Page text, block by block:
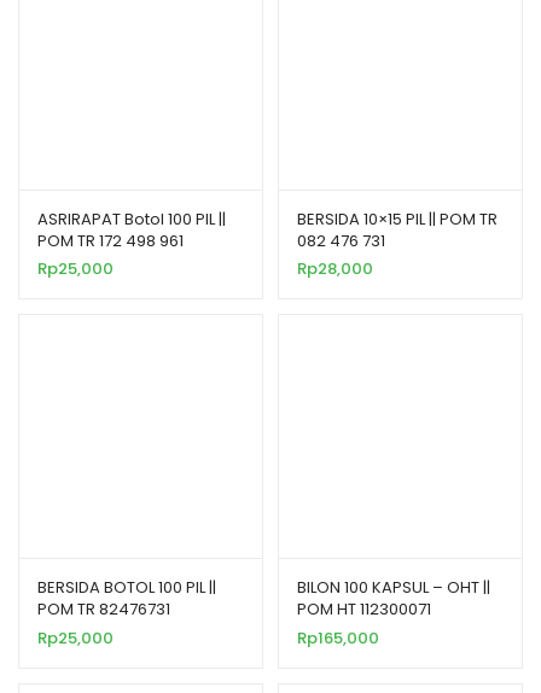
ASRIRAPAT Botol 100 PIL ||
POM TR 172 498 961
Rp25,000
BERSIDA 10×15 PIL || POM TR
082 476 731
Rp28,000
BERSIDA BOTOL 100 PIL ||
POM TR 82476731
Rp25,000
BILON 100 KAPSUL – OHT ||
POM HT 112300071
Rp165,000